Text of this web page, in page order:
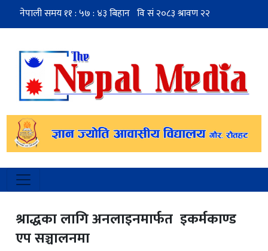
श्राद्धका लागि अनलाइनमार्फत इकर्मकाण्ड
एप सञ्चालनमा